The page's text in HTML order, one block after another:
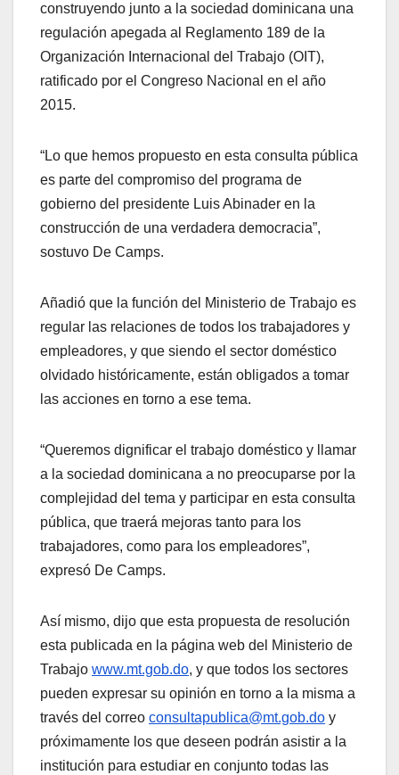
construyendo junto a la sociedad dominicana una
regulación apegada al Reglamento 189 de la
Organización Internacional del Trabajo (OIT),
ratificado por el Congreso Nacional en el año
2015.
“Lo que hemos propuesto en esta consulta pública
es parte del compromiso del programa de
gobierno del presidente Luis Abinader en la
construcción de una verdadera democracia”,
sostuvo De Camps.
Añadió que la función del Ministerio de Trabajo es
regular las relaciones de todos los trabajadores y
empleadores, y que siendo el sector doméstico
olvidado históricamente, están obligados a tomar
las acciones en torno a ese tema.
“Queremos dignificar el trabajo doméstico y llamar
a la sociedad dominicana a no preocuparse por la
complejidad del tema y participar en esta consulta
pública, que traerá mejoras tanto para los
trabajadores, como para los empleadores”,
expresó De Camps.
Así mismo, dijo que esta propuesta de resolución
esta publicada en la página web del Ministerio de
Trabajo www.mt.gob.do, y que todos los sectores
pueden expresar su opinión en torno a la misma a
través del correo consultapublica@mt.gob.do y
próximamente los que deseen podrán asistir a la
institución para estudiar en conjunto todas las